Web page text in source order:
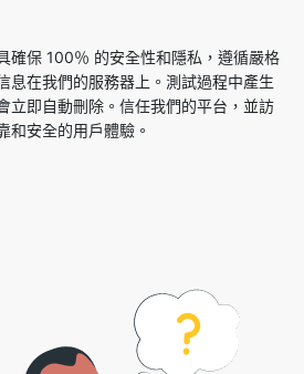
確保 100％ 的安全性和隱私，遵循嚴格
息在我們的服務器上。測試過程中產生
立即自動刪除。信任我們的平台，並訪
和安全的用戶體驗。